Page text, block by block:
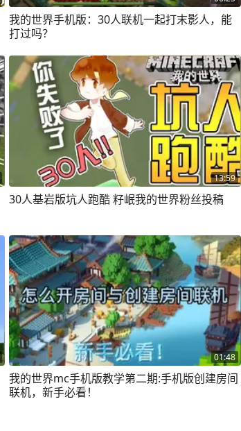
我的世界手机版：30人联机一起打末影人，能
打过吗？
13:59
30人基岩版坑人跑酷 籽岷我的世界粉丝投稿
01:48
我的世界mc手机版教学第二期:手机版创建房间
联机，新手必看！